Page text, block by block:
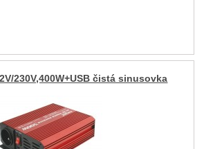
230V,400W+USB čistá sinusovka